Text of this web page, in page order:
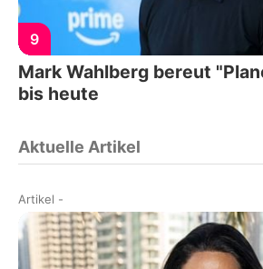
9
Mark Wahlberg bereut
bis heute
Aktuelle Artikel
Artikel -